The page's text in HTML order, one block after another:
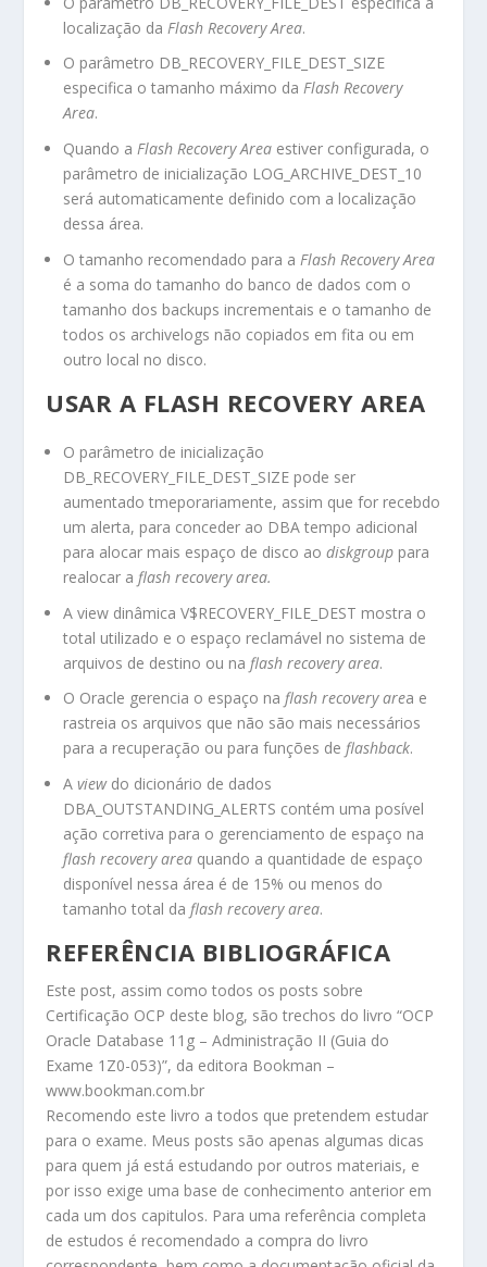
localização da Flash Recovery Area.
O parâmetro DB_RECOVERY_FILE_DEST_SIZE
especifica o tamanho máximo daFlash Recovery
Area.
Quando a Flash Recovery Area estiver configurada, o
parâmetro de inicialização LOG_ARCHIVE_DEST_10
será automaticamente definido com a localização
dessa área.
O tamanho recomendado para a Flash Recovery Area
é a soma do tamanho do banco de dados com o
tamanho dos backups incrementais e o tamanho de
todos os archivelogs não copiados em fita ou em
outro local no disco.
USAR A FLASH RECOVERY AREA
O parâmetro de inicialização
DB_RECOVERY_FILE_DEST_SIZE pode ser
aumentado tmeporariamente, assim que for recebdo
um alerta, para conceder ao DBA tempo adicional
para alocar mais espaço de disco aodiskgroup para
realocar a flash recovery area.
A view dinâmicaV$RECOVERY_FILE_DEST mostra o
total utilizado e o espaço reclamável no sistema de
arquivos de destino ou na flash recovery area.
O Oracle gerencia o espaço na flash recovery area e
rastreia os arquivos que não são mais necessários
para a recuperação ou para funções deflashback.
Aviewdo dicionário de dados
DBA_OUTSTANDING_ALERTS contém uma posível
ação corretiva para o gerenciamento de espaço na
flash recovery area quando a quantidade de espaço
disponível nessa área é de 15% ou menos do
tamanho total daflash recovery area.
REFERÊNCIA BIBLIOGRÁFICA
Este post, assim como todos os posts sobre
Certificação OCP deste blog, são trechos do livro “OCP
Oracle Database 11g – Administração II (Guia do
Exame 1Z0-053)”, da editora Bookman –
www.bookman.com.br
Recomendo este livro a todos que pretendem estudar
para o exame. Meus posts são apenas algumas dicas
para quem já está estudando por outros materiais, e
por isso exige uma base de conhecimento anterior em
cada um dos capitulos. Para uma referência completa
de estudos é recomendado a compra do livro